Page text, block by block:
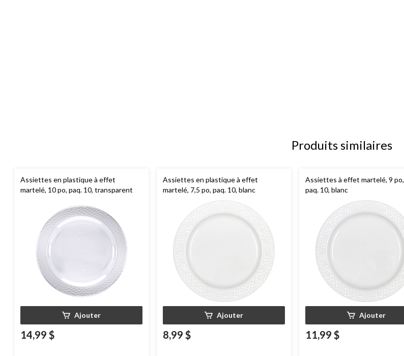
Produits similaires
Assiettes en plastique à effet
martelé, 10 po, paq. 10, transparent
Ajouter
14,99 $
Assiettes en plastique à effet
martelé, 7,5 po, paq. 10, blanc
Ajouter
8,99 $
Assiettes à effet martelé, 9 po,
paq. 10, blanc
Ajouter
11,99 $